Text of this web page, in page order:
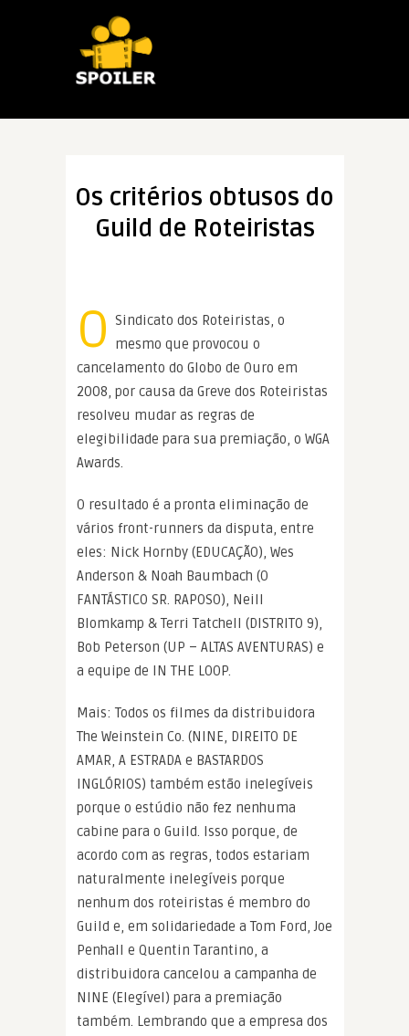
Os critérios obtusos do
Guild de Roteiristas
O Sindicato dos Roteiristas, o
mesmo que provocou o
cancelamento do Globo de Ouro em
2008, por causa da Greve dos Roteiristas
resolveu mudar as regras de
elegibilidade para sua premiação, o WGA
Awards.
O resultado é a pronta eliminação de
vários front-runners da disputa, entre
eles: Nick Hornby (EDUCAÇÃO), Wes
Anderson & Noah Baumbach (O
FANTÁSTICO SR. RAPOSO), Neill
Blomkamp & Terri Tatchell (DISTRITO 9),
Bob Peterson (UP – ALTAS AVENTURAS) e
a equipe de IN THE LOOP.
Mais: Todos os filmes da distribuidora
The Weinstein Co. (NINE, DIREITO DE
AMAR, A ESTRADA e BASTARDOS
INGLÓRIOS) também estão inelegíveis
porque o estúdio não fez nenhuma
cabine para o Guild. Isso porque, de
acordo com as regras, todos estariam
naturalmente inelegíveis porque
nenhum dos roteiristas é membro do
Guild e, em solidariedade a Tom Ford, Joe
Penhall e Quentin Tarantino, a
distribuidora cancelou a campanha de
NINE (Elegível) para a premiação
também. Lembrando que a empresa dos